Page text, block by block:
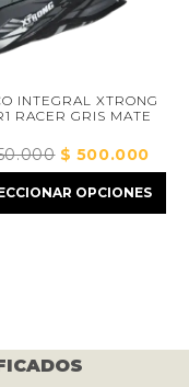
INTEGRAL XTRONG
RACER GRIS MATE
El
precio
original
$500.000El
precio
actual
OPCIONES